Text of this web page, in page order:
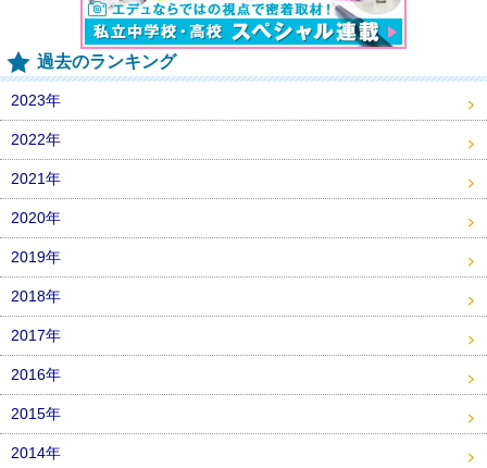
過去のランキング
2023年
2022年
2021年
2020年
2019年
2018年
2017年
2016年
2015年
2014年